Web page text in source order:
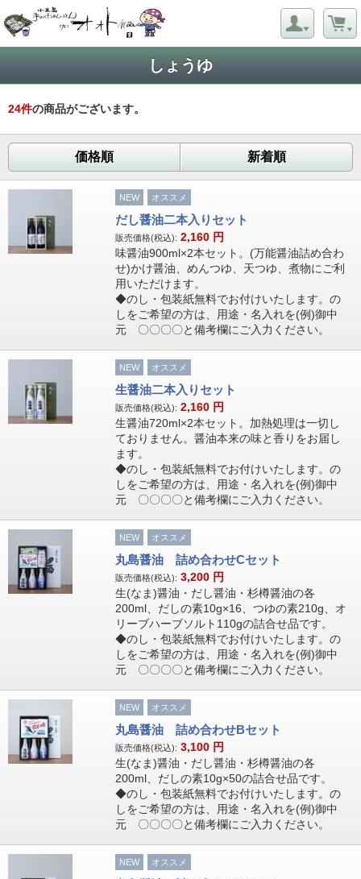
しょうゆ
24件の商品がございます。
価格順 新着順
NEW オススメ
だし醤油二本入りセット
販売価格(税込): 2,160 円
味醤油900ml×2本セット。(万能醤油詰め合わ
せ)かけ醤油、めんつゆ、天つゆ、煮物にご利
用いただけます。
◆のし・包装紙無料でお付けいたします。の
しをご希望の方は、用途・名入れを(例)御中
元 〇〇〇〇と備考欄にご入力ください。
NEW オススメ
生醤油二本入りセット
販売価格(税込): 2,160 円
生醤油720ml×2本セット。加熱処理は一切し
ておりません。醤油本来の味と香りをお届し
ます。
◆のし・包装紙無料でお付けいたします。の
しをご希望の方は、用途・名入れを(例)御中
元 〇〇〇〇と備考欄にご入力ください。
NEW オススメ
丸島醤油 詰め合わせCセット
販売価格(税込): 3,200 円
生(なま)醤油・だし醤油・杉樽醤油の各
200ml、だしの素10g×16、つゆの素210g、オ
リーブハーブソルト110gの詰合せ品です。
◆のし・包装紙無料でお付けいたします。の
しをご希望の方は、用途・名入れを(例)御中
元 〇〇〇〇と備考欄にご入力ください。
NEW オススメ
丸島醤油 詰め合わせBセット
販売価格(税込): 3,100 円
生(なま)醤油・だし醤油・杉樽醤油の各
200ml、だしの素10g×50の詰合せ品です。
◆のし・包装紙無料でお付けいたします。の
しをご希望の方は、用途・名入れを(例)御中
元 〇〇〇〇と備考欄にご入力ください。
NEW オススメ